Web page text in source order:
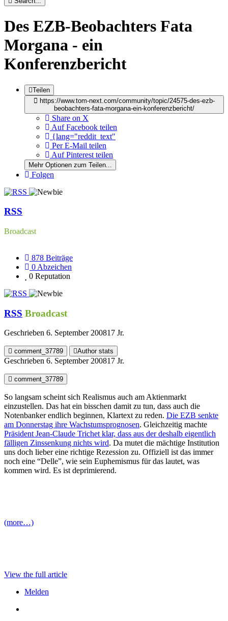
Des EZB-Beobachters Fata
Morgana - ein
Konferenzbericht
Teilen
https://www.tom-next.com/community/topic/24575-des-ezb-
beobachters-fata-morgana-ein-konferenzbericht/
Share on X
Auf Facebook teilen
{lang="reddit_text"
Per E-Mail teilen
Auf Pinterest teilen
Mehr Optionen zum Teilen...
Folgen
RSS
Broadcast
878 Beiträge
0 Abzeichen
0 Reputation
RSS Broadcast
Geschrieben 6. September 200817 Jr.
comment_37789 Author stats
Geschrieben 6. September 200817 Jr.
comment_37789
So langsam scheint sich Realismus auch am Aktienmarkt
einzustellen. Das hat ein bisschen damit zu tun, dass auch die
Notenbanker endlich beginnen, Klartext zu reden. Die EZB senkte
am Donnerstag ihre Wachstumsprognosen. Gleichzeitig machte
Präsident Jean-Claude Trichet klar, dass aus der deshalb eigentlich
fälligen Zinssenkung nichts wird. Da mutet die mächtige Institution
uns doch lieber eine richtige Rezession zu. Offiziell ist das immer
noch eine “Delle”, wie sein Euphemismus für das lautet, was
kommen wird. Es ist deprimierend.
(more…)
View the full article
Melden